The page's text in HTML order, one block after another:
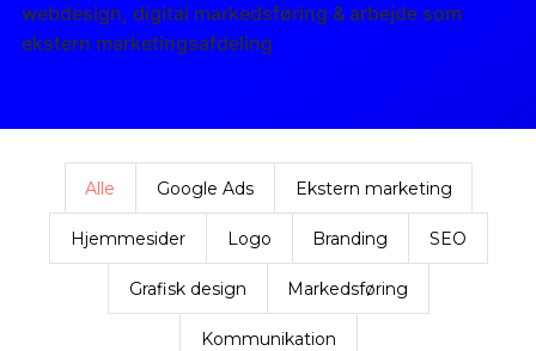
webdesign, digital markedsføring & arbejde som
ekstern marketingsafdeling
Alle Google Ads Ekstern marketing
Hjemmesider Logo Branding SEO
Grafisk design Markedsføring
Kommunikation